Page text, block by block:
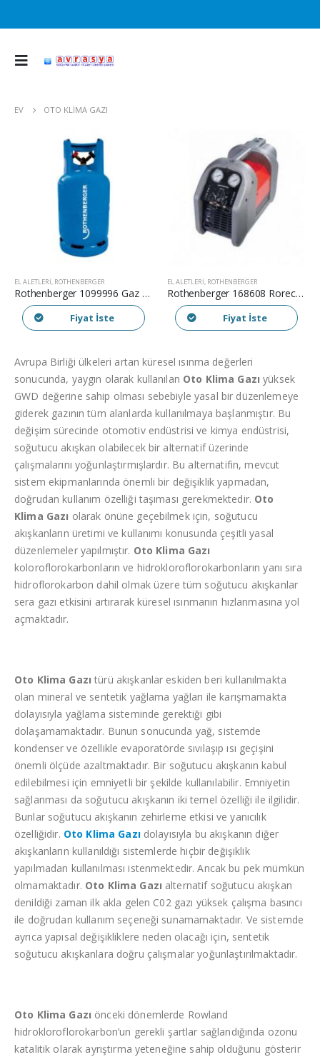
EV OTO KLIMA GAZI
EL ALETLERI, ROTHENBERGER
Rothenberger 1099996 Gaz Toplama Tüpü ( 40 kg )
Fiyat İste
EL ALETLERI, ROTHENBERGER
Rothenberger 168608 Rorec Pro Gaz Toplama Cihazı
Fiyat İste
Avrupa Birliği ülkeleri artan küresel ısınma değerleri
sonucunda, yaygın olarak kullanılan Oto Klima Gazıyüksek
GWD değerine sahip olması sebebiyle yasal bir düzenlemeye
giderek gazının tüm alanlarda kullanılmaya başlanmıştır. Bu
değişim sürecinde otomotiv endüstrisi ve kimya endüstrisi,
soğutucu akışkan olabilecek bir alternatif üzerinde
çalışmalarını yoğunlaştırmışlardır. Bu alternatifin, mevcut
sistem ekipmanlarında önemli bir değişiklik yapmadan,
doğrudan kullanım özelliği taşıması gerekmektedir. Oto
Klima Gazı olarak önüne geçebilmek için, soğutucu
akışkanların üretimi ve kullanımı konusunda çeşitli yasal
düzenlemeler yapılmıştır. Oto Klima Gazı
koloroflorokarbonların ve hidrokloroflorokarbonların yanı sıra
hidroflorokarbon dahil olmak üzere tüm soğutucu akışkanlar
sera gazı etkisini artırarak küresel ısınmanın hızlanmasına yol
açmaktadır.
Oto Klima Gazıtürü akışkanlar eskiden beri kullanılmakta
olan mineral ve sentetik yağlama yağları ile karışmamakta
dolayısıyla yağlama sisteminde gerektiği gibi
dolaşamamaktadır. Bunun sonucunda yağ, sistemde
kondenser ve özellikle evaporatörde sıvılaşıp ısı geçişini
önemli ölçüde azaltmaktadır. Bir soğutucu akışkanın kabul
edilebilmesi için emniyetli bir şekilde kullanılabilir. Emniyetin
sağlanması da soğutucu akışkanın iki temel özelliği ile ilgilidir.
Bunlar soğutucu akışkanın zehirleme etkisi ve yanıcılık
özelliğidir. Oto Klima Gazı dolayısıyla bu akışkanın diğer
akışkanların kullanıldığı sistemlerde hiçbir değişiklik
yapılmadan kullanılması istenmektedir. Ancak bu pek mümkün
olmamaktadır. Oto Klima Gazı alternatif soğutucu akışkan
denildiği zaman ilk akla gelen C02 gazı yüksek çalışma basıncı
ile doğrudan kullanım seçeneği sunamamaktadır. Ve sistemde
ayrıca yapısal değişikliklere neden olacağı için, sentetik
soğutucu akışkanlara doğru çalışmalar yoğunlaştırılmaktadır.
Oto Klima Gazı önceki dönemlerde Rowland
hidrokloroflorokarbon’un gerekli şartlar sağlandığında ozonu
katalitik olarak ayrıştırma yeteneğine sahip olduğunu gösterir